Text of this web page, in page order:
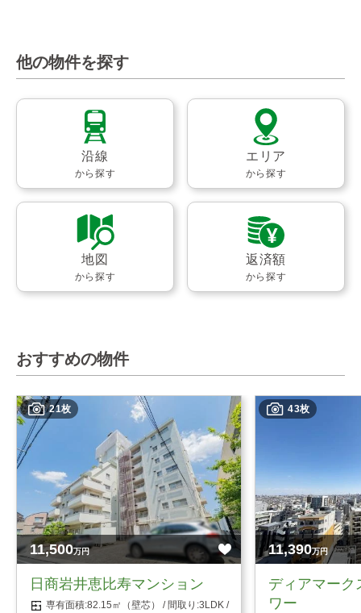
他の物件を探す
沿線
から探す
エリア
から探す
地図
から探す
返済額
から探す
おすすめの物件
21枚
11,500万円
日商岩井恵比寿マンション
82.15㎡（壁芯）
3LDK
43枚
11,390万円
ディアマーク
ワー